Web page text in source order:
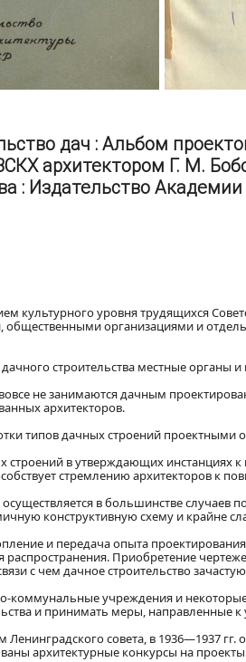
дач : Альбом
архитектором Г. М.
: Издательство Академии
культурного уровня трудящихся
организациями и
строительства местные органы
не занимаются дачным
архитекторов.
типов дачных строений проектными
в утверждающих инстанциях к
стремлению архитекторов к
осуществляется в большинстве
конструктивную схему и крайне
и передача опыта
Приобретение
с чем дачное строительство
коммунальные учреждения и
и принимать меры, направленные
совета, в 1936—1937
архитектурные конкурсы на